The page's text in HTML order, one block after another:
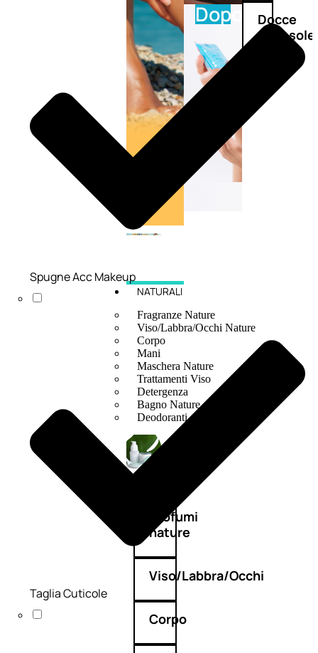
Doposole
Docce
doposole
NATURALI
Fragranze Nature
Viso/Labbra/Occhi Nature
Corpo
Mani
Maschera Nature
Trattamenti Viso
Detergenza
Bagno Nature
Deodoranti
Profumi
nature
Viso/Labbra/Occhi
Corpo
Spugne Acc Makeup
Taglia Cuticole